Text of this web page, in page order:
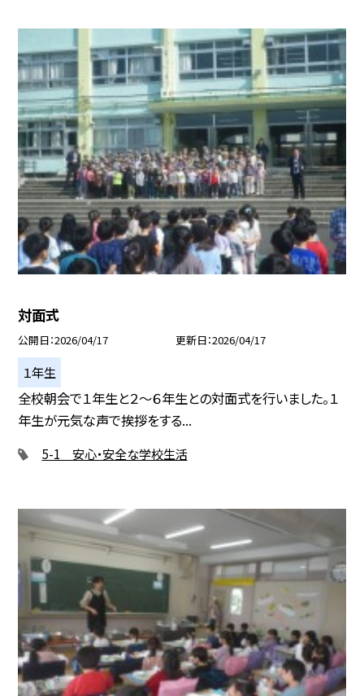
対面式
公開日 2026/04/17 更新日 2026/04/17
１年生
全校朝会で１年生と２～６年生との対面式を行いました。１
年生が元気な声で挨拶をする...
5-1 安心・安全な学校生活